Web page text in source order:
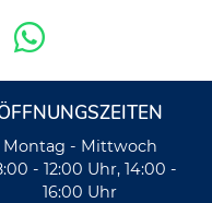
Montag - Mittwoch
- 12:00 Uhr, 14:00 -
16:00 Uhr